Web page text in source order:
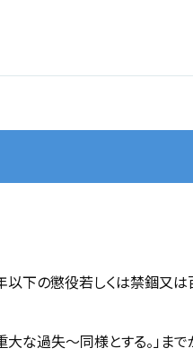
下の懲役若しくは禁錮又
重大な過失～同様とする。」